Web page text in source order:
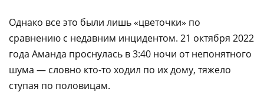
Однако все это были лишь «цветочки» по
сравнению с недавним инцидентом. 21 октября 2022
года Аманда проснулась в 3:40 ночи от непонятного
шума — словно кто-то ходил по их дому, тяжело
ступая по половицам.